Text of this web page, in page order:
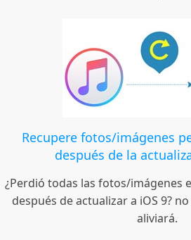
Recupere fotos/imágenes
después de la
¿Perdió todas las fotos/imágenes
después de actualizar a iOS 9?
aliviará.